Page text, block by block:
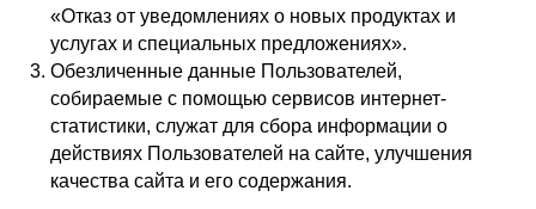
«Отказ от уведомлениях о новых продуктах и
услугах и специальных предложениях».
Обезличенные данные Пользователей,
собираемые с помощью сервисов интернет-
статистики, служат для сбора информации о
действиях Пользователей на сайте, улучшения
качества сайта и его содержания.